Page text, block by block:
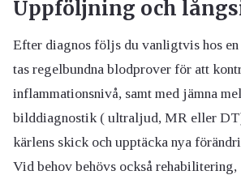
Uppföljning och
Efter diagnos följs du vanligtvis hos
tas regelbundna blodprover för att
inflammationsnivå, samt med jämna
bilddiagnostik ( ultraljud, MR eller
kärlens skick och upptäcka nya
Vid behov behövs också